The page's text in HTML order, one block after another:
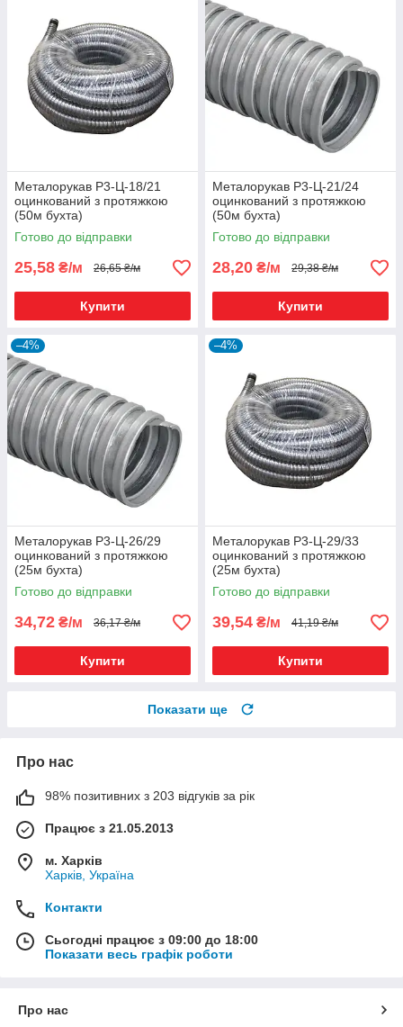
Металорукав Р3-Ц-18/21
оцинкований з протяжкою
(50м бухта)
Готово до відправки
25,58 ₴/м 26,65 ₴/м
Купити
Металорукав Р3-Ц-21/24
оцинкований з протяжкою
(50м бухта)
Готово до відправки
28,20 ₴/м 29,38 ₴/м
Купити
–4%
Металорукав Р3-Ц-26/29
оцинкований з протяжкою
(25м бухта)
Готово до відправки
34,72 ₴/м 36,17 ₴/м
Купити
–4%
Металорукав Р3-Ц-29/33
оцинкований з протяжкою
(25м бухта)
Готово до відправки
39,54 ₴/м 41,19 ₴/м
Купити
Показати ще
Про нас
98% позитивних з 203 відгуків за рік
Працює з 21.05.2013
м. Харків
Харків, Україна
Контакти
Сьогодні працює з 09:00 до 18:00
Показати весь графік роботи
Про нас